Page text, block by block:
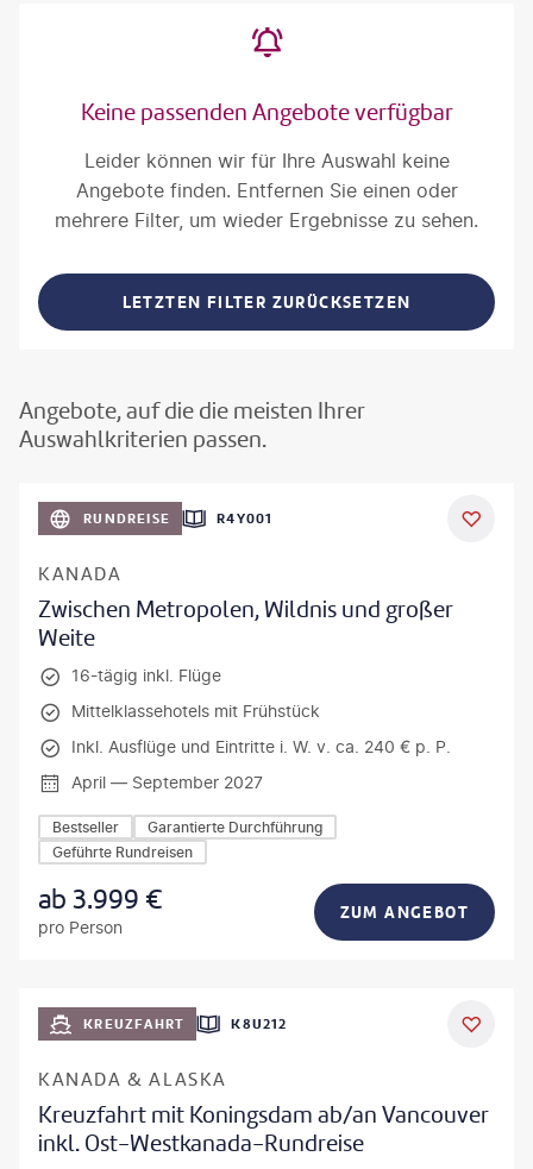
Keine passenden Angebote verfügbar
Leider können wir für Ihre Auswahl keine
Angebote finden. Entfernen Sie einen oder
mehrere Filter, um wieder Ergebnisse zu sehen.
LETZTEN FILTER ZURÜCKSETZEN
Angebote, auf die die meisten Ihrer
Auswahlkriterien passen.
RUNDREISE R4Y001
KANADA
Zwischen Metropolen, Wildnis und großer
Weite
16-tägig inkl. Flüge
Mittelklassehotels mit Frühstück
Inkl. Ausflüge und Eintritte i. W. v. ca. 240 € p. P.
April — September 2027
Bestseller
Garantierte Durchführung
Geführte Rundreisen
ab3.999 €
pro Person
ZUM ANGEBOT
KREUZFAHRT K8U212
KANADA & ALASKA
Kreuzfahrt mit Koningsdam ab/an Vancouver
inkl. Ost-Westkanada-Rundreise